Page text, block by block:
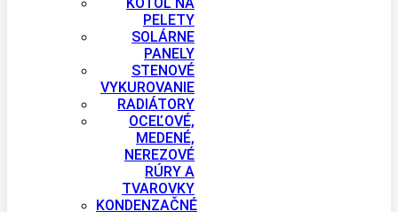
PELETY
SOLÁRNE
PANELY
STENOVÉ
VYKUROVANIE
RADIÁTORY
OCEĽOVÉ,
MEDENÉ,
NEREZOVÉ
RÚRY A
TVAROVKY
KONDENZAČNÉ